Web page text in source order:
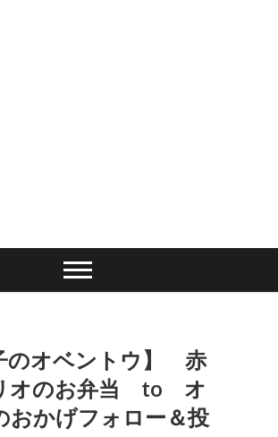
のオベントウ】 赤
オのお弁当 to オ
おかげフォロー＆投